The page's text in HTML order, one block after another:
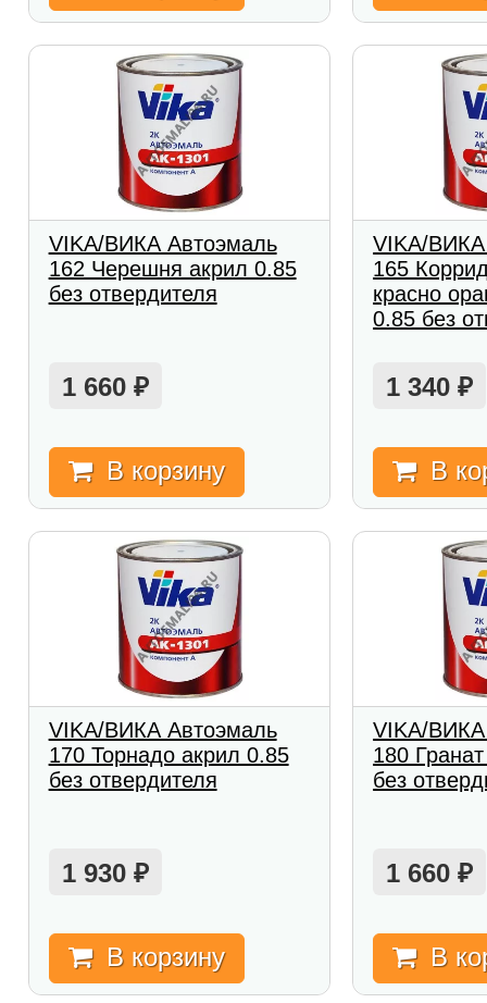
VIKA/ВИКА Автоэмаль
162 Черешня акрил 0.85
без отвердителя
1 660 ₽
В корзину
VIKA/
165
красно
0.85 без
1 340₽
В
VIKA/ВИКА Автоэмаль
170 Торнадо акрил 0.85
без отвердителя
1 930 ₽
В корзину
VIKA/
180
без
1 660₽
В